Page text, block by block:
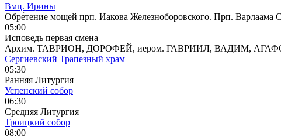
Вмц. Ирины
Обре́тение мощей прп. Иакова Железноборовского. Прп.
05:00
Исповедь первая смена
Архим. ТАВРИОН, ДОРОФЕЙ, иером. ГАВРИИЛ, ВАДИМ,
Сергиевский Трапезный храм
05:30
Ранняя Литургия
Успенский собор
06:30
Средняя Литургия
Троицкий собор
08:00